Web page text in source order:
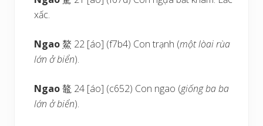
xấc.
Ngao 鰲 22 [áo] (f7b4) Con trạnh (một lòai rùa
lớn ở biển).
Ngao鼇 24 [áo] (c652) Con ngao (giống ba ba
lớn ở biển).